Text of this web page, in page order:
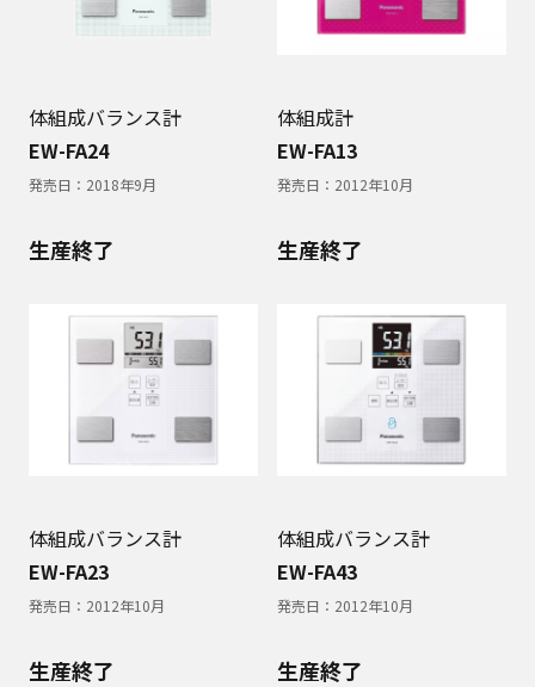
体組成バランス計
EW-FA24
発売日： 2018年9月
体組成計
EW-FA13
発売日： 2012年10月
生産終了
体組成バランス計
EW-FA23
発売日： 2012年10月
生産終了
体組成バランス計
EW-FA43
発売日： 2012年10月
生産終了 生産終了